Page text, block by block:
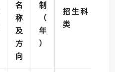
名
称
及
方
向
制
（
年
）
招生科
类